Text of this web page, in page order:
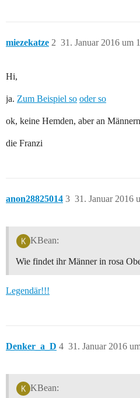
miezekatze 31. Januar 2016 um
2
Hi,
ja. Zum Beispiel so oder so
ok, keine Hemden, aber an
die Franzi
anon28825014 31. Januar 2016
3
KBean:
Wie findet ihr Männer in rosa
Legendär!!!
Denker_a_D 31. Januar 2016
4
KBean: